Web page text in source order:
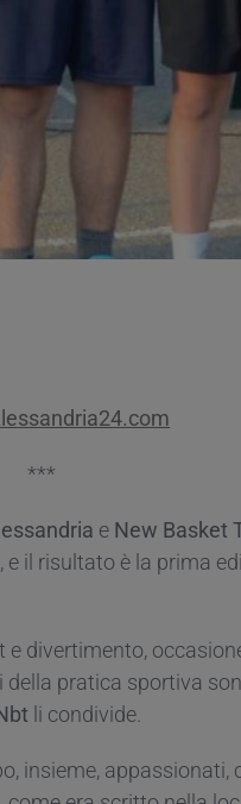
***
e New Basket
il risultato è la prima
divertimento,
della pratica sportiva
li condivide.
insieme, appassionati,